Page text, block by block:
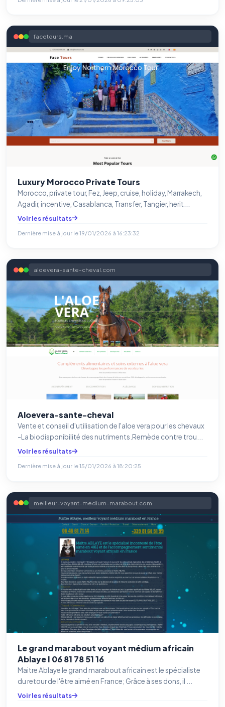
facetours.ma
Luxury Morocco Private Tours
Morocco, private tour, Fez, Jeep, cruise, holiday, Marrakech,
Agadir, incentive, Casablanca, Transfer, Tangier, herit...
Voir les résultats
Dernière mise à jour le19/01/2026 à 16:23:32
aloevera-sante-cheval.com
Aloevera-sante-cheval
Vente et conseil d'utilisation de l'aloe vera pour les chevaux
-La biodisponibilité des nutriments.Remède contre trou...
Voir les résultats
Dernière mise à jour le15/01/2026 à 18:20:25
meilleur-voyant-medium-marabout.com
Le grand marabout voyant médium africain
Ablaye I 06 81 78 51 16
Maitre Ablaye le grand marabout africain est le spécialiste
du retour de l'être aimé en France; Grâce à ses dons, il ...
Voir les résultats